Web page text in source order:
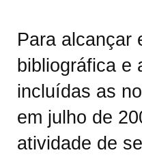
Para alcançar
bibliográfica e
incluídas as
em julho de
atividade de